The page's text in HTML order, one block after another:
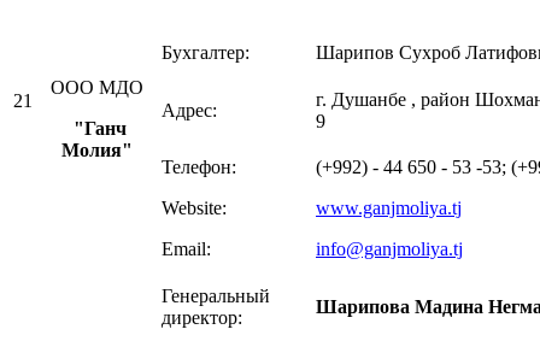
21
ООО МДО
"Ганч
Молия"
Бухгалтер: Шарипов Сухроб
Адрес:
г. Душанбе , район
9
Телефон:
(+992) - 44 650 - 53 -53;
Website:
www.ganjmoliya.tj
Email:
info@ganjmoliya.tj
Генеральный
директор:
Шарипова Мадина